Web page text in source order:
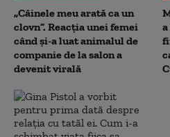
„Câinele meu arată ca un
clovn”. Reacția unei femei
când și-a luat animalul de
companie de la salon a
devenit virală